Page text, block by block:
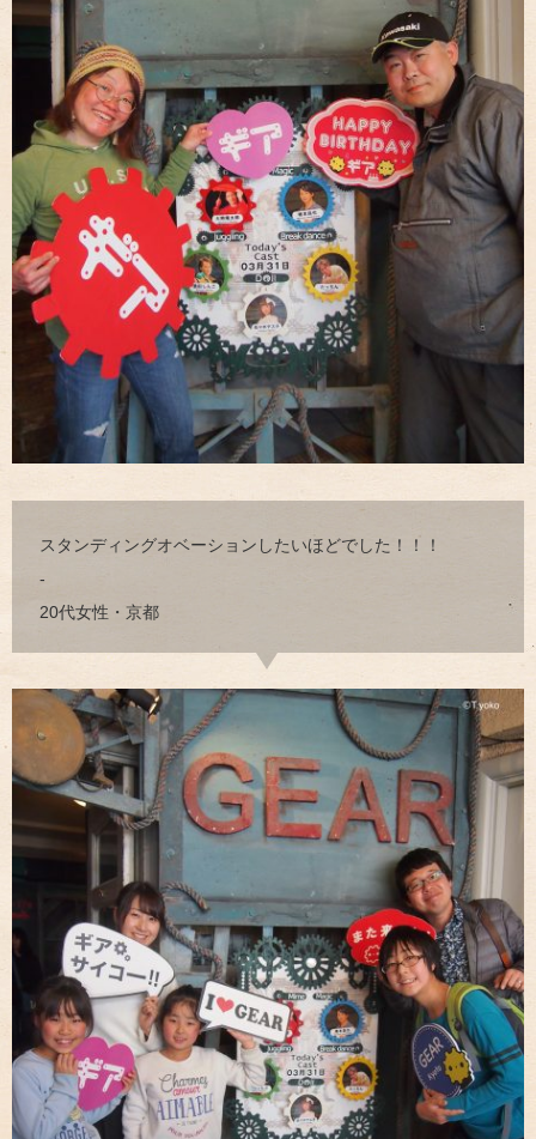
スタンディングオベーションしたいほどでした！！！
-
20代女性・京都